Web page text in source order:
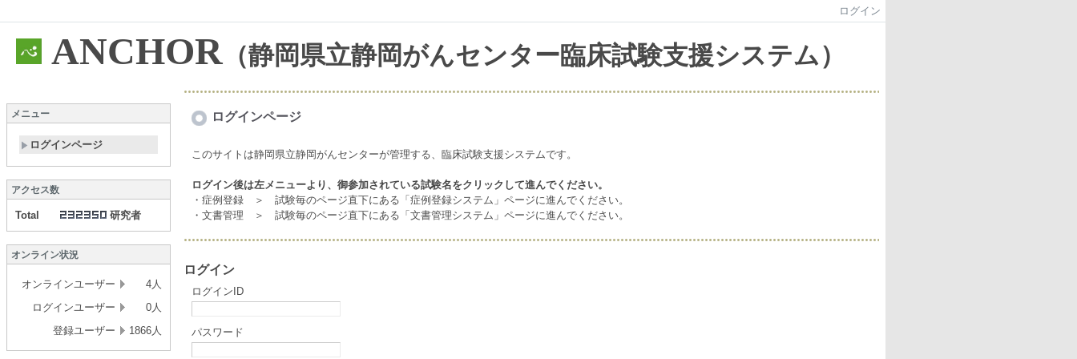
ログイン
ANCHOR （静岡県立静岡がんセンター臨床試験支援システム）
メニュー
ログインページ
アクセス数
Total 研究者
オンライン状況
オンラインユーザー
4人
ログインユーザー
0人
登録ユーザー
1866人
ログインページ
このサイトは静岡県立静岡がんセンターが管理する、臨床試験支援システムです。
ログイン後は左メニューより、御参加されている試験名をクリックして進んでください。
・症例登録 ＞ 試験毎のページ直下にある「症例登録システム」ページに進んでください。
・文書管理 ＞ 試験毎のページ直下にある「文書管理システム」ページに進んでください。
ログイン
ログインID
パスワード